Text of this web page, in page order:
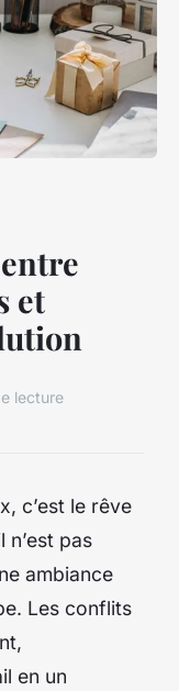
et
lecture
c’est le rêve
n’est pas
ambiance
Les conflits
en un